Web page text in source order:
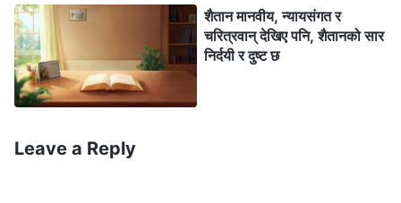
शैतान मानवीय, न्यायसंगत र
चरित्रवान् देखिए पनि, शैतानको सार
निर्दयी र दुष्ट छ
Leave a Reply